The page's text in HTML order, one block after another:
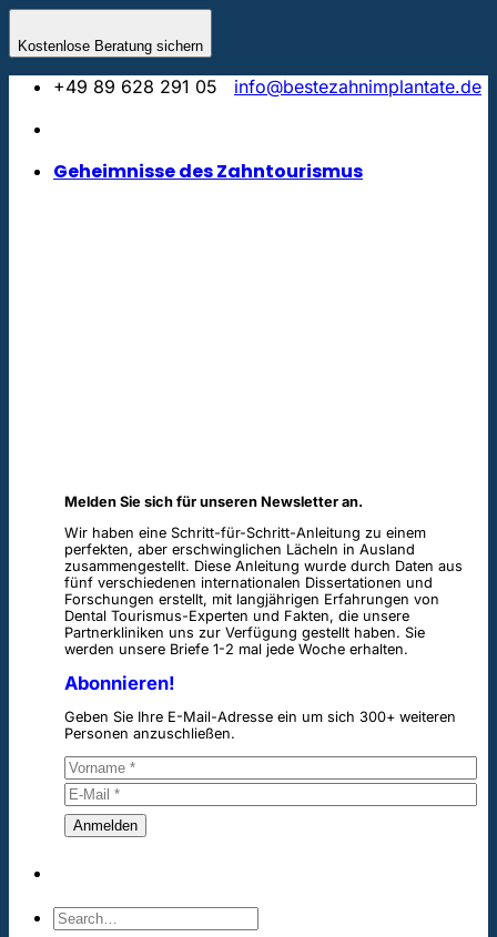
Kostenlose Beratung sichern
springen
+49 89 628 291 05
info@bestezahnimplantate.de
Geheimnisse des Zahntourismus
Melden Sie sich für unseren Newsletter an.
Wir haben eine Schritt-für-Schritt-Anleitung zu einem
perfekten, aber erschwinglichen Lächeln in Ausland
zusammengestellt. Diese Anleitung wurde durch Daten aus
fünf verschiedenen internationalen Dissertationen und
Forschungen erstellt, mit langjährigen Erfahrungen von
Dental Tourismus-Experten und Fakten, die unsere
Partnerkliniken uns zur Verfügung gestellt haben. Sie
werden unsere Briefe 1-2 mal jede Woche erhalten.
Abonnieren!
Geben Sie Ihre E-Mail-Adresse ein um sich 300+ weiteren
Personen anzuschließen.